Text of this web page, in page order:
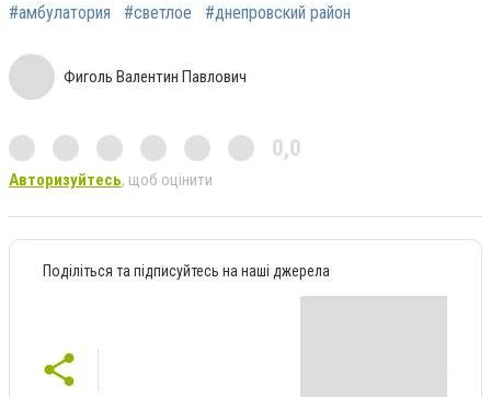
#амбулатория #светлое #днепровский район
Фиголь Валентин Павлович
0,0
Авторизуйтесь, щоб оцінити
Поділіться та підписуйтесь на наші джерела